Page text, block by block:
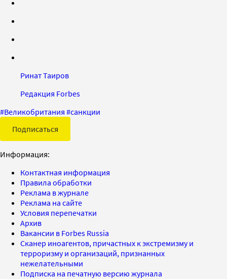
Ринат Таиров
Редакция Forbes
#Великобритания #санкции
Подписаться
Информация:
Контактная информация
Правила обработки
Реклама в журнале
Реклама на сайте
Условия перепечатки
Архив
Вакансии в Forbes Russia
Сканер иноагентов, причастных к экстремизму и
терроризму и организаций, признанных
нежелательными
Подписка на печатную версию журнала